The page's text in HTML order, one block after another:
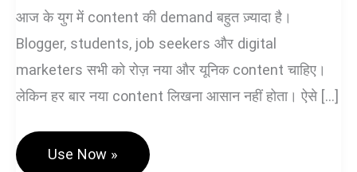
आज के युग में content की demand बहुत ज़्यादा है।
Blogger, students, job seekers और digital
marketers सभी को रोज़ नया और यूनिक content चाहिए।
लेकिन हर बार नया content लिखना आसान नहीं होता। ऐसे […]
Free
Use Now »